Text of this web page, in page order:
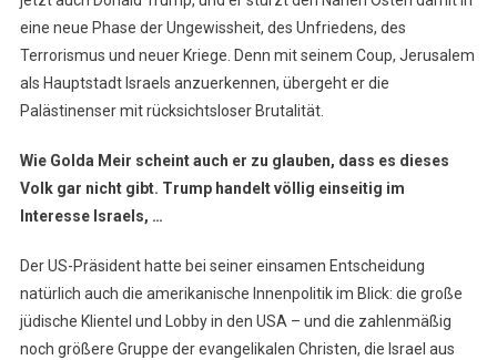
eine neue Phase der Ungewissheit, des Unfriedens, des
Terrorismus und neuer Kriege. Denn mit seinem Coup, Jerusalem
als Hauptstadt Israels anzuerkennen, übergeht er die
Palästinenser mit rücksichtsloser Brutalität.
Wie Golda Meir scheint auch er zu glauben, dass es dieses
Volk gar nicht gibt. Trump handelt völlig einseitig im
Interesse Israels, …
Der US-Präsident hatte bei seiner einsamen Entscheidung
natürlich auch die amerikanische Innenpolitik im Blick: die große
jüdische Klientel und Lobby in den USA – und die zahlenmäßig
noch größere Gruppe der evangelikalen Christen, die Israel aus